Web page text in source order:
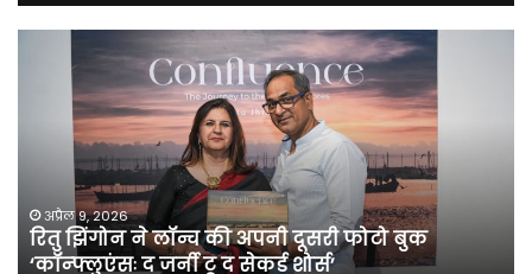
फोटो
बुक
‘कॉन्फ्लुएंसः
अप्रैल 9, 2026
रितु झिंगोन ने लॉन्च की अपनी दूसरी फोटो बुक
‘कॉन्फ्लुएंसः द जर्नी टू द सेकर्ड शोर्स’